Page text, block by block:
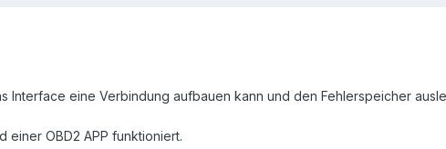
Interface eine Verbindung aufbauen kann und den Fehlerspeicher
einer OBD2 APP funktioniert.